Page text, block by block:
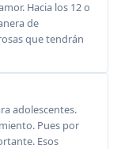
Hacia los 12 o
de
que tendrán
adolescentes.
Pues por
Esos